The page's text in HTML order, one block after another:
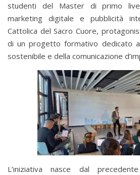
studenti del Master di primo
marketing digitale e pubblicità
Cattolica del Sacro Cuore,
di un progetto formativo dedicato
sostenibile e della comunicazione
L’iniziativa nasce dal